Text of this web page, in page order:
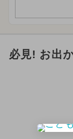
必見! お出